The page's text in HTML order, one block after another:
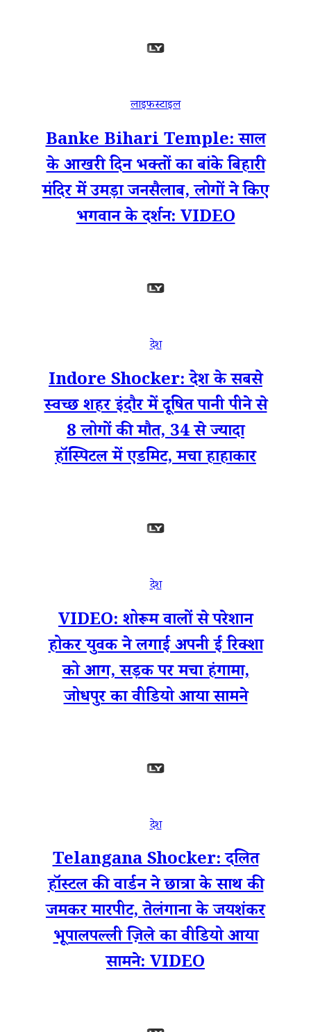
लाइफस्टाइल
Banke Bihari Temple: साल
के आखरी दिन भक्तों का बांके बिहारी
मंदिर में उमड़ा जनसैलाब, लोगों ने किए
भगवान के दर्शन: VIDEO
देश
Indore Shocker: देश के सबसे
स्वच्छ शहर इंदौर में दूषित पानी पीने से
8 लोगों की मौत, 34 से ज्यादा
हॉस्पिटल में एडमिट, मचा हाहाकार
देश
VIDEO: शोरूम वालों से परेशान
होकर युवक ने लगाई अपनी ई रिक्शा
को आग, सड़क पर मचा हंगामा,
जोधपुर का वीडियो आया सामने
देश
Telangana Shocker: दलित
हॉस्टल की वार्डन ने छात्रा के साथ की
जमकर मारपीट, तेलंगाना के जयशंकर
भूपालपल्ली ज़िले का वीडियो आया
सामने: VIDEO